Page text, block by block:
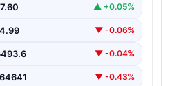
▲ +0.05%
▼ -0.06%
▼ -0.04%
▼ -0.43%